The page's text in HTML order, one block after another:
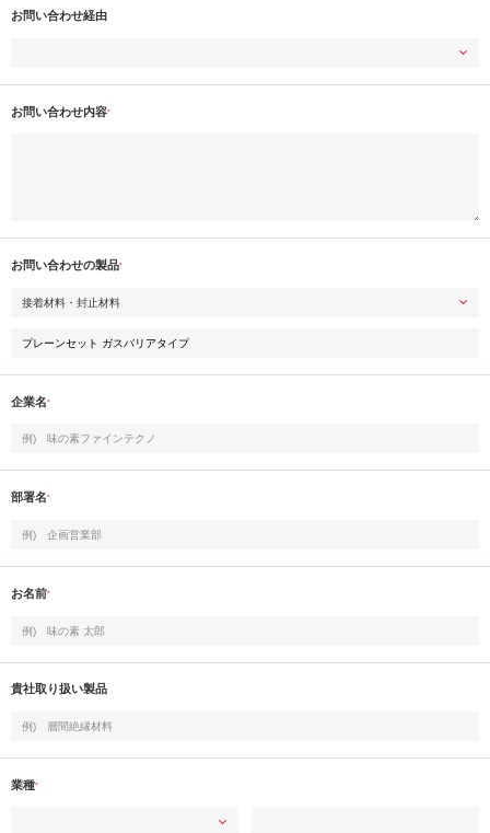
お問い合わせ経由
お問い合わせ内容*
お問い合わせの製品*
企業名*
部署名*
お名前*
貴社取り扱い製品
業種*